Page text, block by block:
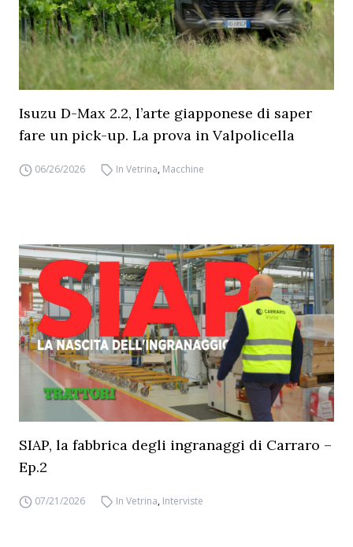
Isuzu D-Max 2.2, l’arte giapponese di saper
fare un pick-up. La prova in Valpolicella
06/26/2026 In Vetrina, Macchine
SIAP, la fabbrica degli ingranaggi di Carraro –
Ep.2
07/21/2026 In Vetrina, Interviste